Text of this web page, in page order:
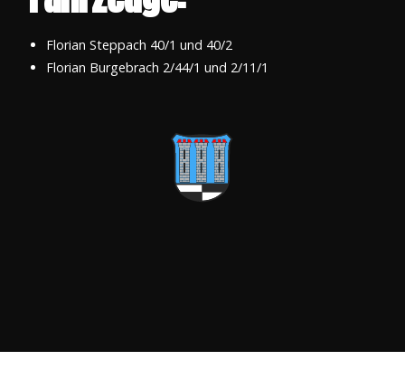
Florian Steppach 40/1 und 40/2
Florian Burgebrach 2/44/1 und 2/11/1